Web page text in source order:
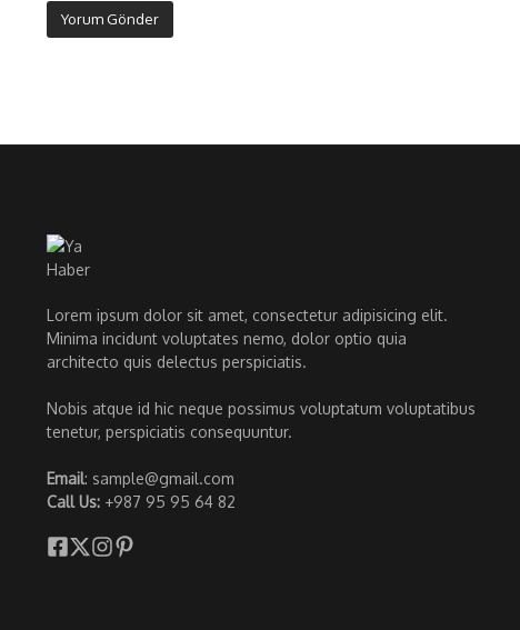
Lorem ipsum dolor sit amet, consectetur adipisicing elit.
Minima incidunt voluptates nemo, dolor optio quia
architecto quis delectus perspiciatis.
Nobis atque id hic neque possimus voluptatum voluptatibus
tenetur, perspiciatis consequuntur.
Email: sample@gmail.com
Call Us: +987 95 95 64 82